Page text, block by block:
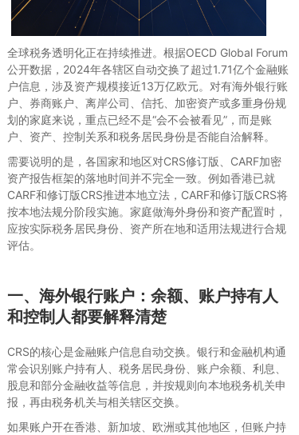
全球税务透明化正在持续推进。根据OECD Global Forum
公开数据，2024年各辖区自动交换了超过1.71亿个金融账
户信息，涉及资产规模接近13万亿欧元。对有海外银行账
户、券商账户、离岸公司、信托、加密资产或多重身份规
划的家庭来说，重点已经不是“会不会被看见”，而是账
户、资产、控制关系和税务居民身份是否能自洽解释。
需要说明的是，各国家和地区对CRS修订版、CARF加密
资产报告框架的落地时间并不完全一致。例如香港已就
CARF和修订版CRS推进本地立法，CARF和修订版CRS将
按本地法规分阶段实施。家庭做海外身份和资产配置时，
应按实际税务居民身份、资产所在地和适用法规进行合规
评估。
一、海外银行账户：余额、账户持有人
和控制人都要解释清楚
CRS的核心是金融账户信息自动交换。银行和金融机构通
常会识别账户持有人、税务居民身份、账户余额、利息、
股息和部分金融收益等信息，并按规则向本地税务机关申
报，再由税务机关与相关辖区交换。
如果账户开在香港、新加坡、欧洲或其他地区，但账户持